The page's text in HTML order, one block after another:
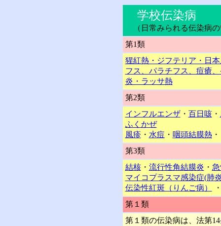
学校伝染病
（日常みられる伝染病
第1類
猩紅熱・ジフテリア・日
フス、パラチフス、痘瘡
炎・ラッサ熱
第2類
インフルエンザ・ 百日咳・
ふくかぜ
風疹 ・ 水痘 ・ 咽頭結膜熱・
第3類
結核・ 流行性角結膜炎 ・
マイコプラスマ感染症(肺
伝染性紅斑（りんご病）
第１類
第１類の伝染病は、法第